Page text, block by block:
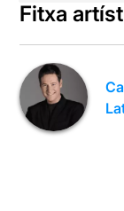
Fitxa